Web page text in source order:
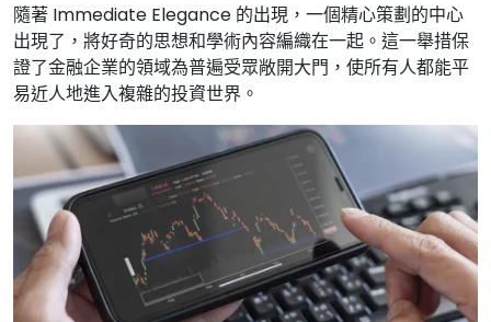
隨著 Immediate Elegance 的出現，一個精心策劃的中心
出現了，將好奇的思想和學術內容編織在一起。這一舉措保
證了金融企業的領域為普遍受眾敞開大門，使所有人都能平
易近人地進入複雜的投資世界。